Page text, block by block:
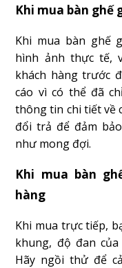
Khi mua bàn ghế
Khi mua bàn ghế
hình ảnh thực tế,
khách hàng trước
cáo vì có thể đã
thông tin chi tiết về
đổi trả để đảm
như mong đợi.
Khi mua bàn
hàng
Khi mua trực tiếp,
khung, độ đan
Hãy ngồi thử để